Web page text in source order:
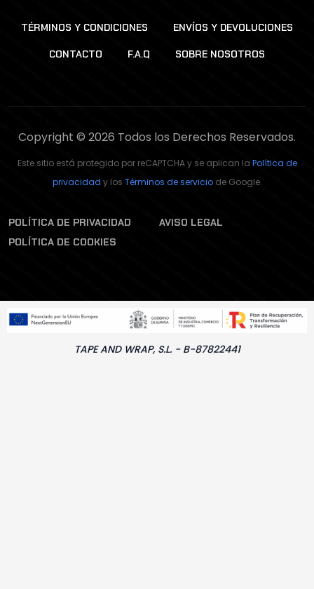
TÉRMINOS Y CONDICIONES ENVÍOS Y DEVOLUCIONES
CONTACTO F.A.Q SOBRE NOSOTROS
Copyright © 2026 Todos los Derechos Reservados.
Este sitio está protegido por reCAPTCHA y se aplican la Política de
privacidad y los Términos de serviciode Google.
POLÍTICA DE PRIVACIDAD
AVISO LEGAL
POLÍTICA DE COOKIES
TAPE AND WRAP, S.L. - B-87822441